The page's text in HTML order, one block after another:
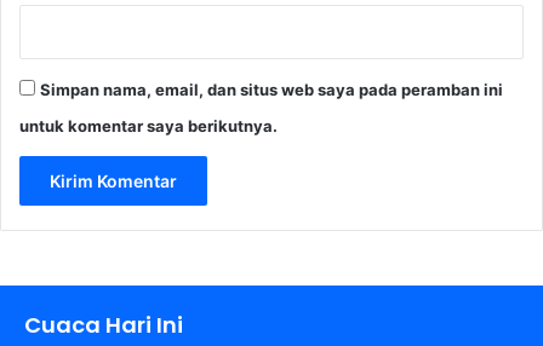
Simpan nama, email, dan situs web saya pada peramban ini
untuk komentar saya berikutnya.
Cuaca Hari Ini